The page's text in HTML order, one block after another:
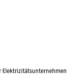
Elektrizitätsunternehmen